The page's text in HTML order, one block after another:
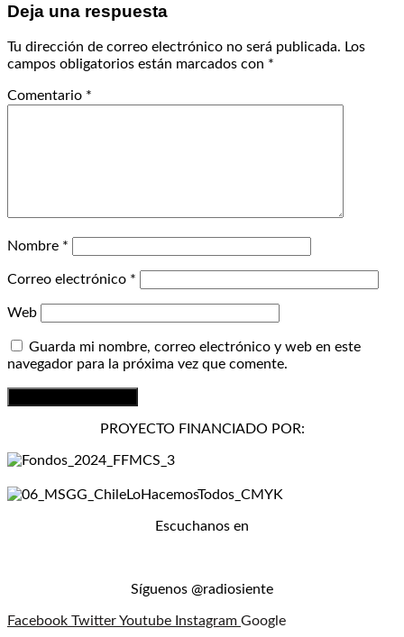
Deja una respuesta
Tu dirección de correo electrónico no será publicada. Los
campos obligatorios están marcados con *
Comentario *
Nombre *
Correo electrónico *
Web
Guarda mi nombre, correo electrónico y web en este
navegador para la próxima vez que comente.
PROYECTO FINANCIADO POR:
Escuchanos en
Síguenos @radiosiente
Facebook TwitterYoutube Instagram Google